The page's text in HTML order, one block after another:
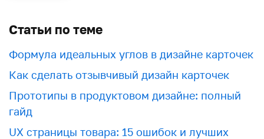
Статьи по теме
Формула идеальных углов в дизайне карточек
Как сделать отзывчивый дизайн карточек
Прототипы в продуктовом дизайне: полный
гайд
UX страницы товара: 15 ошибок и лучших